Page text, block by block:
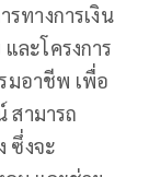
ทางการเงิน
ละโครงการ
มอาชีพ เพื่อ
สามารถ
ซึ่งจะ